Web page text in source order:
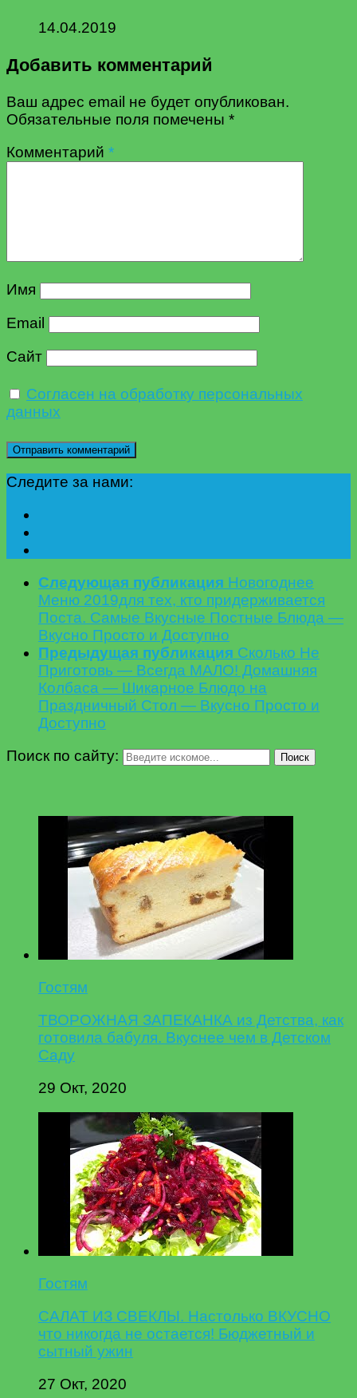
14.04.2019
Добавить комментарий
Ваш адрес email не будет опубликован.
Обязательные поля помечены *
Комментарий *
Имя
Email
Сайт
Согласен на обработку персональных
данных
Следите за нами:
Следующая публикация Новогоднее
Меню 2019для тех, кто придерживается
Поста. Самые Вкусные Постные Блюда —
Вкусно Просто и Доступно
Предыдущая публикация Сколько Не
Приготовь — Всегда МАЛО! Домашняя
Колбаса — Шикарное Блюдо на
Праздничный Стол — Вкусно Просто и
Доступно
Поиск по сайту:
Поиск
Гостям
ТВОРОЖНАЯ ЗАПЕКАНКА из Детства, как
готовила бабуля. Вкуснее чем в Детском
Саду
29 Окт, 2020
Гостям
САЛАТ ИЗ СВЕКЛЫ. Настолько ВКУСНО
что никогда не остается! Бюджетный и
сытный ужин
27 Окт, 2020